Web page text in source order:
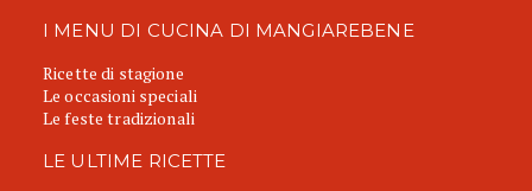
I MENU DI CUCINA DI MANGIAREBENE
Ricette di stagione
Le occasioni speciali
Le feste tradizionali
LE ULTIME RICETTE